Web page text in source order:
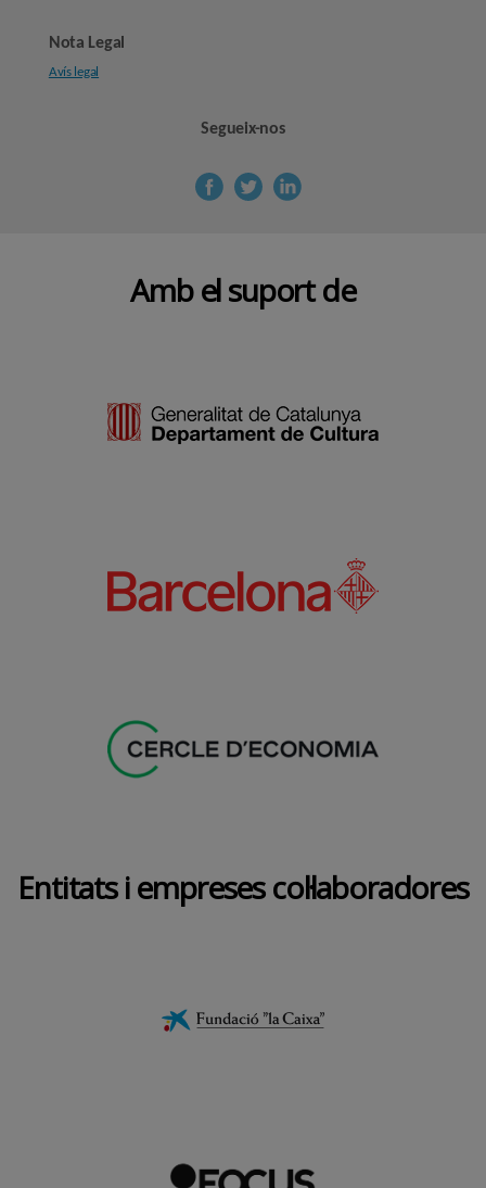
Nota Legal
Avís legal
Segueix-nos
Amb el suport de
Entitats i empreses col·laboradores